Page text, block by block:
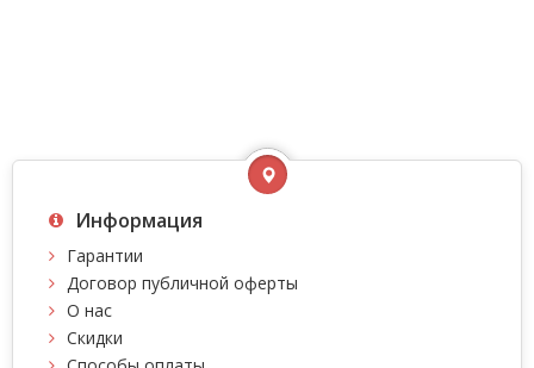
Информация
Гарантии
Договор публичной оферты
О нас
Скидки